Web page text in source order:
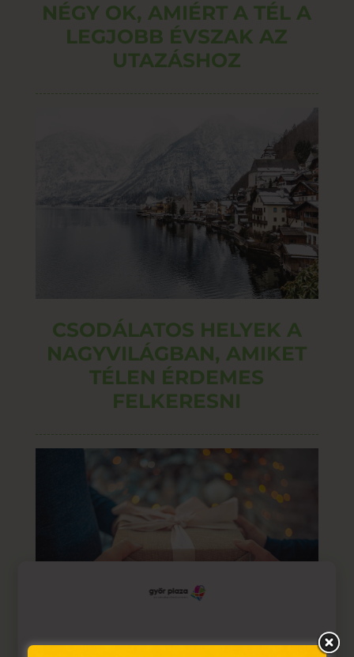
NÉGY OK, AMIÉRT A TÉL A
LEGJOBB ÉVSZAK AZ
UTAZÁSHOZ
CSODÁLATOS HELYEK A
NAGYVILÁGBAN, AMIKET
TÉLEN ÉRDEMES
FELKERESNI
Ez az oldal sütiket használ